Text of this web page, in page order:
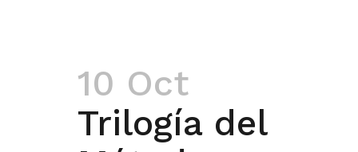
10 Oct
Trilogía del